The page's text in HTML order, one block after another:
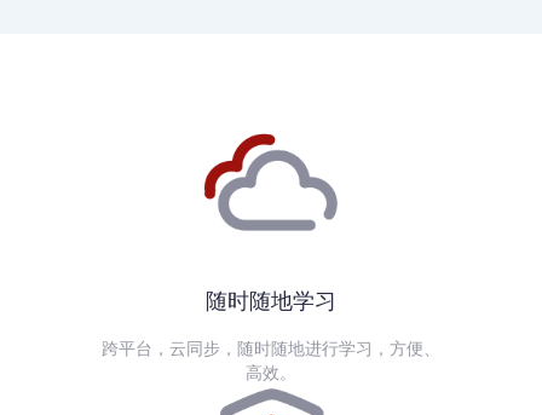
随时随地学习
跨平台，云同步，随时随地进行学习，方便、
高效。